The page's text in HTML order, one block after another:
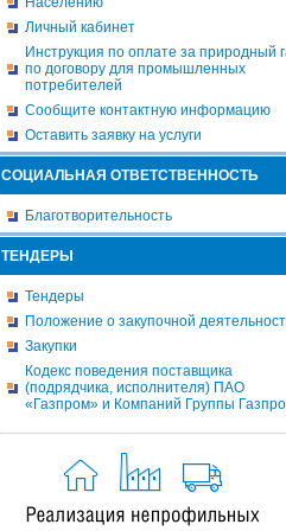
Личный кабинет
Инструкция по оплате за природный
по договору для промышленных
потребителей
Сообщите контактную информацию
Оставить заявку на услуги
СОЦИАЛЬНАЯ ОТВЕТСТВЕННОСТЬ
Благотворительность
ТЕНДЕРЫ
Тендеры
Положение о закупочной
Закупки
Кодекс поведения поставщика
(подрядчика, исполнителя) ПАО
«Газпром» и Компаний Группы